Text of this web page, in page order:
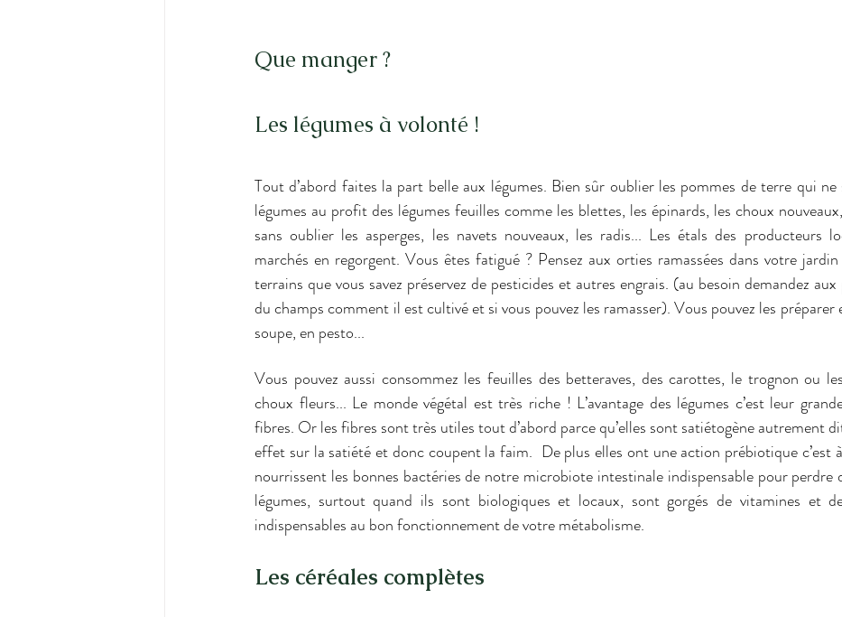
Que manger ?
Les légumes à volonté !
Tout d’abord faites la part belle aux légumes. Bien sûr oublier les pommes de terre qui ne
légumes au profit des légumes feuilles comme les blettes, les épinards, les choux
sans oublier les asperges, les navets nouveaux, les radis... Les étals des producteurs
marchés en regorgent. Vous êtes fatigué ? Pensez aux orties ramassées dans votre
terrains que vous savez préservez de pesticides et autres engrais. (au besoin demandez
du champs comment il est cultivé et si vous pouvez les ramasser). Vous pouvez les préparer
soupe, en pesto...
Vous pouvez aussi consommez les feuilles des betteraves, des carottes, le trognon ou
choux fleurs... Le monde végétal est très riche ! L’avantage des légumes c’est leur
fibres. Or les fibres sont très utiles tout d’abord parce qu’elles sont satiétogène autrement
effet sur la satiété et donc coupent la faim.  De plus elles ont une action prébiotique c’est à
nourrissent les bonnes bactéries de notre microbiote intestinale indispensable pour perdre
légumes, surtout quand ils sont biologiques et locaux, sont gorgés de vitamines et
indispensables au bon fonctionnement de votre métabolisme.
Les céréales complètes